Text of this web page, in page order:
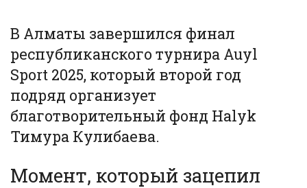
В Алматы завершился финал
республиканского турнира Auyl
Sport 2025, который второй год
подряд организует
благотворительный фонд Halyk
Тимура Кулибаева.
Момент, который зацепил